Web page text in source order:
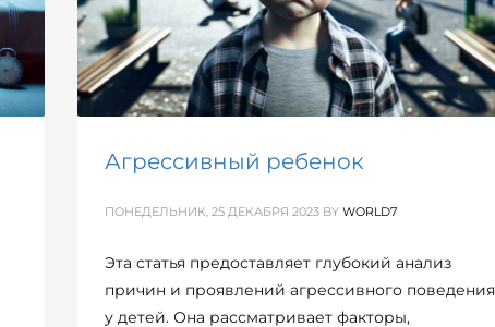
Агрессивный ребенок
ПОНЕДЕЛЬНИК, 25 ДЕКАБРЯ 2023 BY WORLD7
Эта статья предоставляет глубокий анализ
причин и проявлений агрессивного поведения
у детей. Она рассматривает факторы,